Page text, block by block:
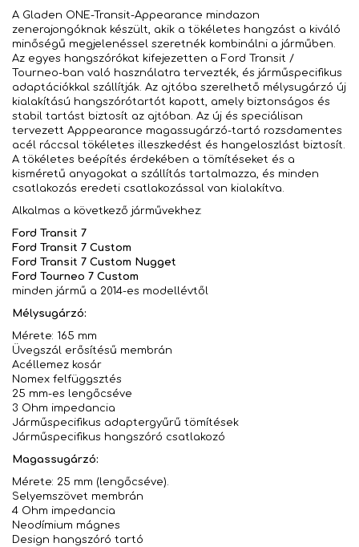
A Gladen ONE-Transit-Appearance mindazon
zenerajongóknak készült, akik a tökéletes hangzást a kiváló
minőségű megjelenéssel szeretnék kombinálni a járműben.
Az egyes hangszórókat kifejezetten a Ford Transit /
Tourneo-ban való használatra tervezték, és járműspecifikus
adaptációkkal szállítják. Az ajtóba szerelhető mélysugárzó új
kialakítású hangszórótartót kapott, amely biztonságos és
stabil tartást biztosít az ajtóban. Az új és speciálisan
tervezett Apppearance magassugárzó-tartó rozsdamentes
acél ráccsal tökéletes illeszkedést és hangeloszlást biztosít.
A tökéletes beépítés érdekében a tömítéseket és a
kisméretű anyagokat a szállítás tartalmazza, és minden
csatlakozás eredeti csatlakozással van kialakítva.
Alkalmas a következő járművekhez:
Ford Transit 7
Ford Transit 7 Custom
Ford Transit 7 Custom Nugget
Ford Tourneo 7 Custom
minden jármű a 2014-es modellévtől
Mélysugárzó:
Mérete: 165 mm
Üvegszál erősítésű membrán
Acéllemez kosár
Nomex felfüggsztés
25 mm-es lengőcséve
3 Ohm impedancia
Járműspecifikus adaptergyűrű tömítések
Járműspecifikus hangszóró csatlakozó
Magassugárzó:
Mérete: 25 mm (lengőcséve).
Selyemszövet membrán
4 Ohm impedancia
Neodímium mágnes
Design hangszóró tartó